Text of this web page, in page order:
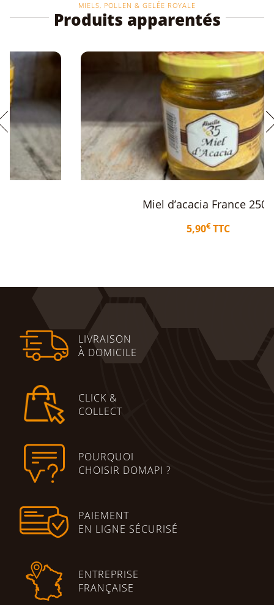
MIELS, POLLEN & GELÉE ROYALE
Produits apparentés
Miel d’acacia France 250g
LIVRAISON
À DOMICILE
CLICK &
COLLECT
POURQUOI
CHOISIR DOMAPI ?
PAIEMENT
EN LIGNE SÉCURISÉ
ENTREPRISE
FRANÇAISE